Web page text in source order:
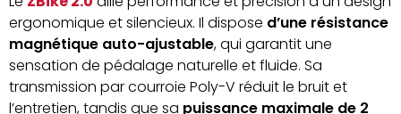
ergonomique et silencieux. Il dispose d’une résistance
magnétique auto-ajustable, qui garantit une
sensation de pédalage naturelle et fluide. Sa
transmission par courroie Poly-V réduit le bruit et
l’entretien, tandis que sa puissance maximale de 2